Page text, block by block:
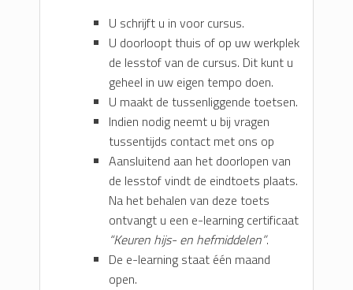
U schrijft u in voor cursus.
U doorloopt thuis of op uw werkplek
de lesstof van de cursus. Dit kunt u
geheel in uw eigen tempo doen.
U maakt de tussenliggende toetsen.
Indien nodig neemt u bij vragen
tussentijds contact met ons op
Aansluitend aan het doorlopen van
de lesstof vindt de eindtoets plaats.
Na het behalen van deze toets
ontvangt u een e-learning certificaat
“Keuren hijs- en hefmiddelen”.
De e-learning staat één maand
open.